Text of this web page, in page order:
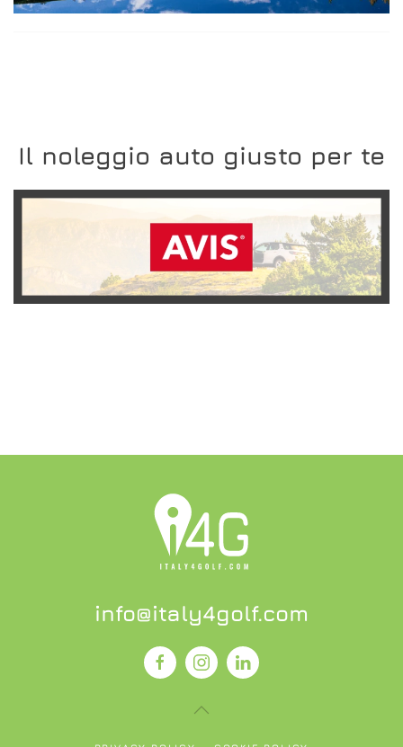
Il noleggio auto giusto per te
SCOPRI L'OFFERTA
info@italy4golf.com